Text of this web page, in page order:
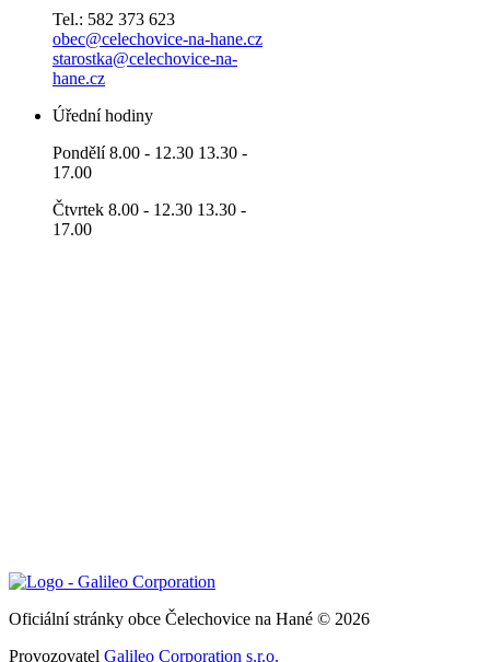
Tel.: 582 373 623
obec@celechovice-na-hane.cz
starostka@celechovice-na-
hane.cz
Úřední hodiny
Pondělí 8.00 - 12.30 13.30 -
17.00
Čtvrtek 8.00 - 12.30 13.30 -
17.00
Oficiální stránky obce Čelechovice na Hané © 2026
Provozovatel Galileo Corporation s.r.o.